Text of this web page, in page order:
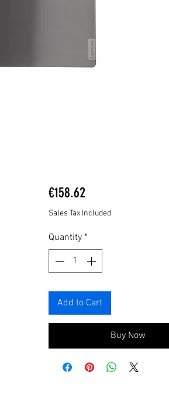
€158.62Price
Sales Tax Included
Quantity *
Add to Cart
Buy Now